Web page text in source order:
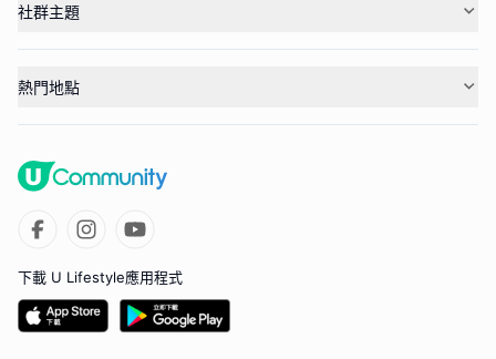
社群主題
熱門地點
下載 U Lifestyle應用程式